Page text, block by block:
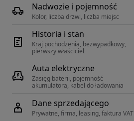
Nadwozie i pojemność
Kolor, liczba drzwi, liczba miejsc
Historia i stan
Kraj pochodzenia, bezwypadkowy,
pierwszy właściciel
Auta elektryczne
Zasięg baterii, pojemność
akumulatora, kabel do ładowania
Dane sprzedającego
Prywatne, firma, leasing, faktura VAT